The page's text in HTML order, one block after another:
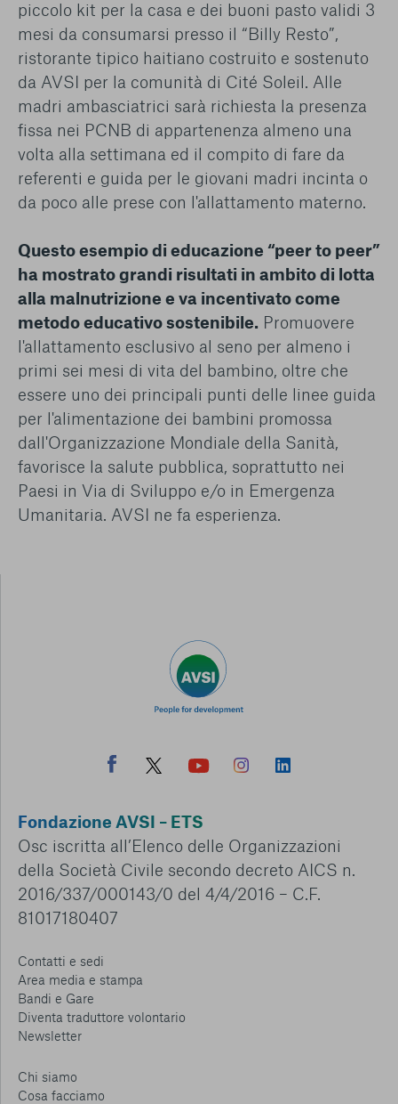
piccolo kit per la casa e dei buoni pasto validi 3
mesi da consumarsi presso il “Billy Resto”,
ristorante tipico haitiano costruito e sostenuto
da AVSI per la comunità di Cité Soleil. Alle
madri ambasciatrici sarà richiesta la presenza
fissa nei PCNB di appartenenza almeno una
volta alla settimana ed il compito di fare da
referenti e guida per le giovani madri incinta o
da poco alle prese con l'allattamento materno.
Questo esempio di educazione “peer to peer”
ha mostrato grandi risultati in ambito di lotta
alla malnutrizione e va incentivato come
metodo educativo sostenibile. Promuovere
l'allattamento esclusivo al seno per almeno i
primi sei mesi di vita del bambino, oltre che
essere uno dei principali punti delle linee guida
per l'alimentazione dei bambini promossa
dall'Organizzazione Mondiale della Sanità,
favorisce la salute pubblica, soprattutto nei
Paesi in Via di Sviluppo e/o in Emergenza
Umanitaria. AVSI ne fa esperienza.
Fondazione AVSI – ETS
Osc iscritta all’Elenco delle Organizzazioni
della Società Civile secondo decreto AICS n.
2016/337/000143/0 del 4/4/2016 – C.F.
81017180407
Contatti e sedi
Area media e stampa
Bandi e Gare
Diventa traduttore volontario
Newsletter
Chi siamo
Cosa facciamo